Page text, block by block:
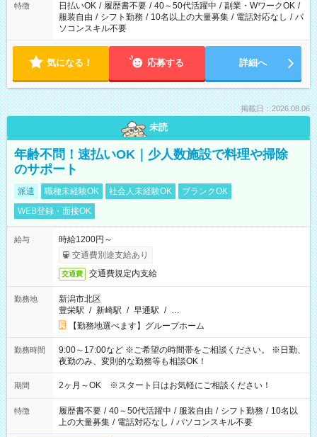
特徴 日払いOK / 履歴書不要 / 40～50代活躍中 / 副業・WワークOK /
服装自由 / シフト勤務 / 10名以上の大量募集 / 電話対応なし / パ
ソコンスキル不要
気になる！ 応募する 詳細へ
掲載日：2026.08.06
未読
年齢不問！速払いOK｜少人数施設で料理や掃除
のサポート
派遣 職種未経験OK 社会人未経験OK
ブランクOK
WEB登録・面接OK
給与
時給1200円～
交通費別途支給あり
交通費 交通費規定内支給
勤務地
新潟市北区
豊栄駅 / 新崎駅 / 早通駅 / …
【勤務地選べます】グループホーム
勤務時間
9:00～17:00など ※ご希望の時間帯をご相談ください。 ※日勤、
夜勤のみ、変則的な勤務等も相談OK！
期間 2ヶ月～OK ※スタート日はお気軽にご相談ください！
特徴 履歴書不要 / 40～50代活躍中 / 服装自由 / シフト勤務 / 10名以
上の大量募集 / 電話対応なし / パソコンスキル不要